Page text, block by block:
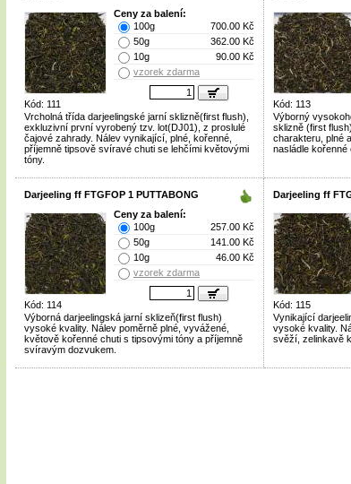
Kód: 111
Ceny za balení:
100g
700.00 Kč
50g
362.00 Kč
10g
90.00 Kč
vzorek zdarma
Vrcholná třída darjeelingské jarní sklizně(first flush),
exkluzivní první vyrobený tzv. lot(DJ01), z proslulé
čajové zahrady. Nálev vynikající, plné, kořenné,
příjemně tipsově svíravé chuti se lehčími květovými
tóny.
Kód: 113
Výborný
sklizně (first
charakteru, plné
nasládle kořenné
Darjeeling ff FTGFOP 1 PUTTABONG
Kód: 114
Ceny za balení:
100g
257.00 Kč
50g
141.00 Kč
10g
46.00 Kč
vzorek zdarma
Výborná darjeelingská jarní sklizeň(first flush)
vysoké kvality. Nálev poměrně plné, vyvážené,
květově kořenné chuti s tipsovými tóny a příjemně
svíravým dozvukem.
Darjeeling ff
Kód: 115
Vynikající
vysoké kvality.
svěží, zelinkavě